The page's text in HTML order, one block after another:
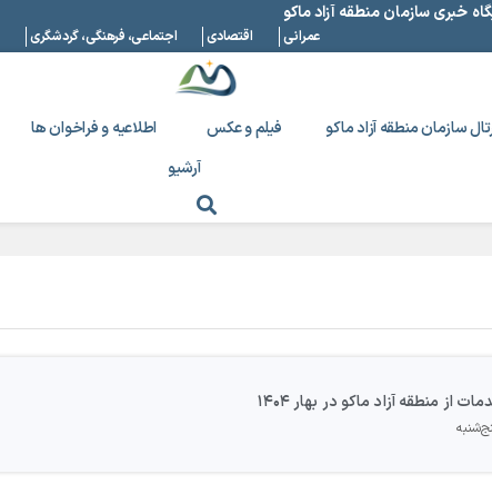
خبری سازمان منطقه آزاد ماکو
عمرانی اقتصادی اجتماعی، فرهنگی، گردشگری
سازمان منطقه آزاد ماکو فیلم و عکس اطلاعیه و فراخوان ها
آرشیو
منطقه آزاد ماکو در بهار ۱۴۰۴